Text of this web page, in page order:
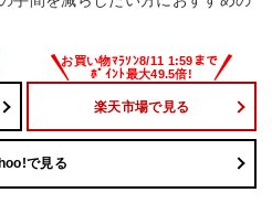
楽天市場で見る
で見る